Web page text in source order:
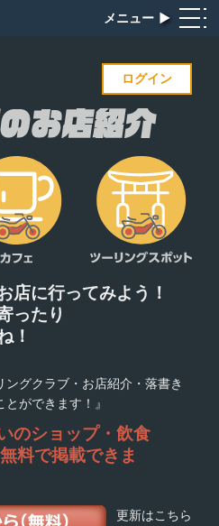
メニュー ▶︎
ログイン
店に行ってみよう！
ったり
！
ングクラブ・お店紹介・落書き
ができます！』
のショップ・飲食
無料で掲載できま
更新はこちら